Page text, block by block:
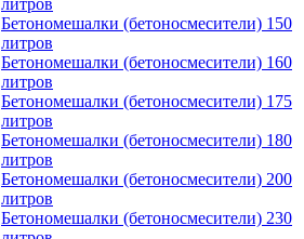
литров
Бетономешалки (бетоносмесители) 150
литров
Бетономешалки (бетоносмесители) 160
литров
Бетономешалки (бетоносмесители) 175
литров
Бетономешалки (бетоносмесители) 180
литров
Бетономешалки (бетоносмесители) 200
литров
Бетономешалки (бетоносмесители) 230